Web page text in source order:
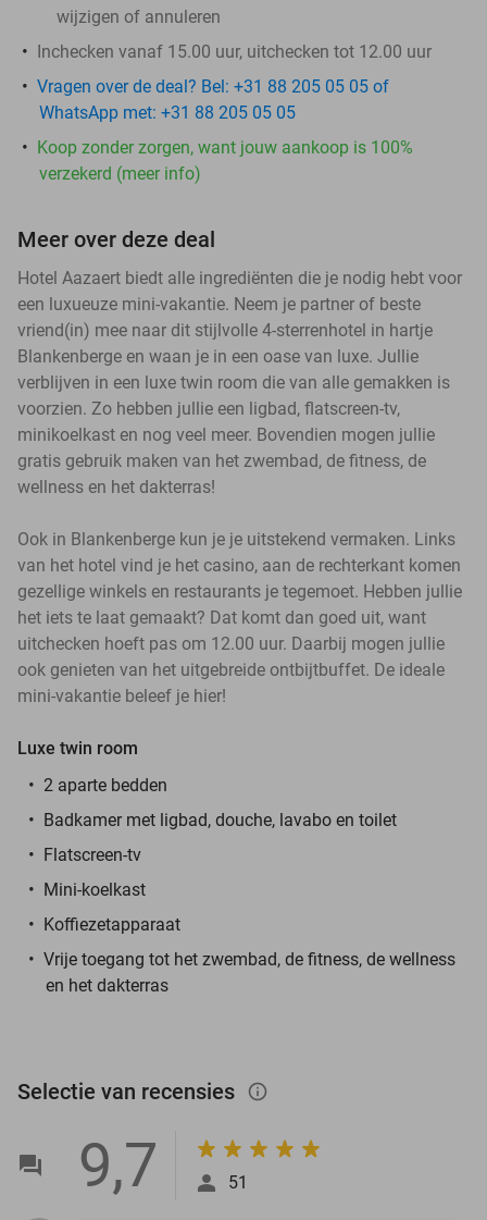
wijzigen of annuleren
Inchecken vanaf 15.00 uur, uitchecken tot 12.00 uur
Vragen over de deal? Bel: +31 88 205 05 05 of
WhatsApp met: +31 88 205 05 05
Koop zonder zorgen, want jouw aankoop is 100%
verzekerd (meer info)
Meer over deze deal
Hotel Aazaert biedt alle ingrediënten die je nodig hebt voor
een luxueuze mini-vakantie. Neem je partner of beste
vriend(in) mee naar dit stijlvolle 4-sterrenhotel in hartje
Blankenberge en waan je in een oase van luxe. Jullie
verblijven in een luxe twin room die van alle gemakken is
voorzien. Zo hebben jullie een ligbad, flatscreen-tv,
minikoelkast en nog veel meer. Bovendien mogen jullie
gratis gebruik maken van het zwembad, de fitness, de
wellness en het dakterras!
Ook in Blankenberge kun je je uitstekend vermaken. Links
van het hotel vind je het casino, aan de rechterkant komen
gezellige winkels en restaurants je tegemoet. Hebben jullie
het iets te laat gemaakt? Dat komt dan goed uit, want
uitchecken hoeft pas om 12.00 uur. Daarbij mogen jullie
ook genieten van het uitgebreide ontbijtbuffet. De ideale
mini-vakantie beleef je hier!
Luxe twin room
2 aparte bedden
Badkamer met ligbad, douche, lavabo en toilet
Flatscreen-tv
Mini-koelkast
Koffiezetapparaat
Vrije toegang tot het zwembad, de fitness, de wellness
en het dakterras
Selectie van recensies info_outlined
9,7 51